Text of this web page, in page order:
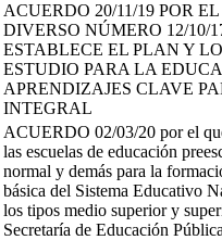
ACUERDO 20/11/19 POR
DIVERSO NÚMERO 12/10/
ESTABLECE EL PLAN Y
ESTUDIO PARA LA
APRENDIZAJES CLAVE
INTEGRAL
ACUERDO 02/03/20 por el
las escuelas de educación
normal y demás para la
básica del Sistema Educativo
los tipos medio superior y
Secretaría de Educación Pública